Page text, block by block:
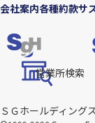
会社案内各種約款サ
営業所検索
ＳＧホールディングス